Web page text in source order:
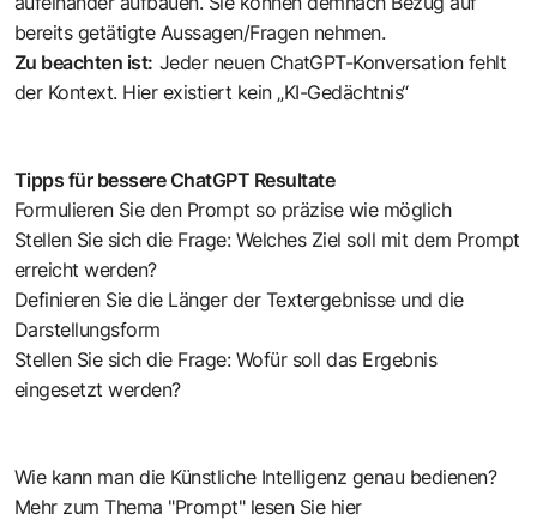
bereits getätigte Aussagen/Fragen nehmen.
Zu beachten ist: Jeder neuen ChatGPT-Konversation fehlt
der Kontext. Hier existiert kein „KI-Gedächtnis“
Tipps für bessere ChatGPT Resultate
Formulieren Sie den Prompt so präzise wie möglich
Stellen Sie sich die Frage: Welches Ziel soll mit dem Prompt
erreicht werden?
Definieren Sie die Länger der Textergebnisse und die
Darstellungsform
Stellen Sie sich die Frage: Wofür soll das Ergebnis
eingesetzt werden?
Wie kann man die Künstliche Intelligenz genau bedienen?
Mehr zum Thema "Prompt" lesen Sie hier